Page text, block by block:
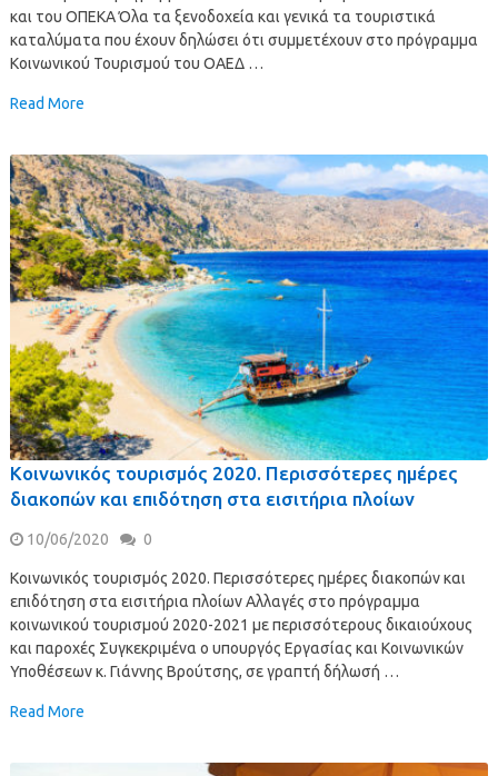
και του ΟΠΕΚΑ Όλα τα ξενοδοχεία και γενικά τα τουριστικά
καταλύματα που έχουν δηλώσει ότι συμμετέχουν στο πρόγραμμα
Κοινωνικού Τουρισμού του ΟΑΕΔ …
Read More
Κοινωνικός τουρισμός 2020. Περισσότερες ημέρες
διακοπών και επιδότηση στα εισιτήρια πλοίων
10/06/2020 0
Κοινωνικός τουρισμός 2020. Περισσότερες ημέρες διακοπών και
επιδότηση στα εισιτήρια πλοίων Αλλαγές στο πρόγραμμα
κοινωνικού τουρισμού 2020-2021 με περισσότερους δικαιούχους
και παροχές Συγκεκριμένα ο υπουργός Εργασίας και Κοινωνικών
Υποθέσεων κ. Γιάννης Βρούτσης, σε γραπτή δήλωσή …
Read More